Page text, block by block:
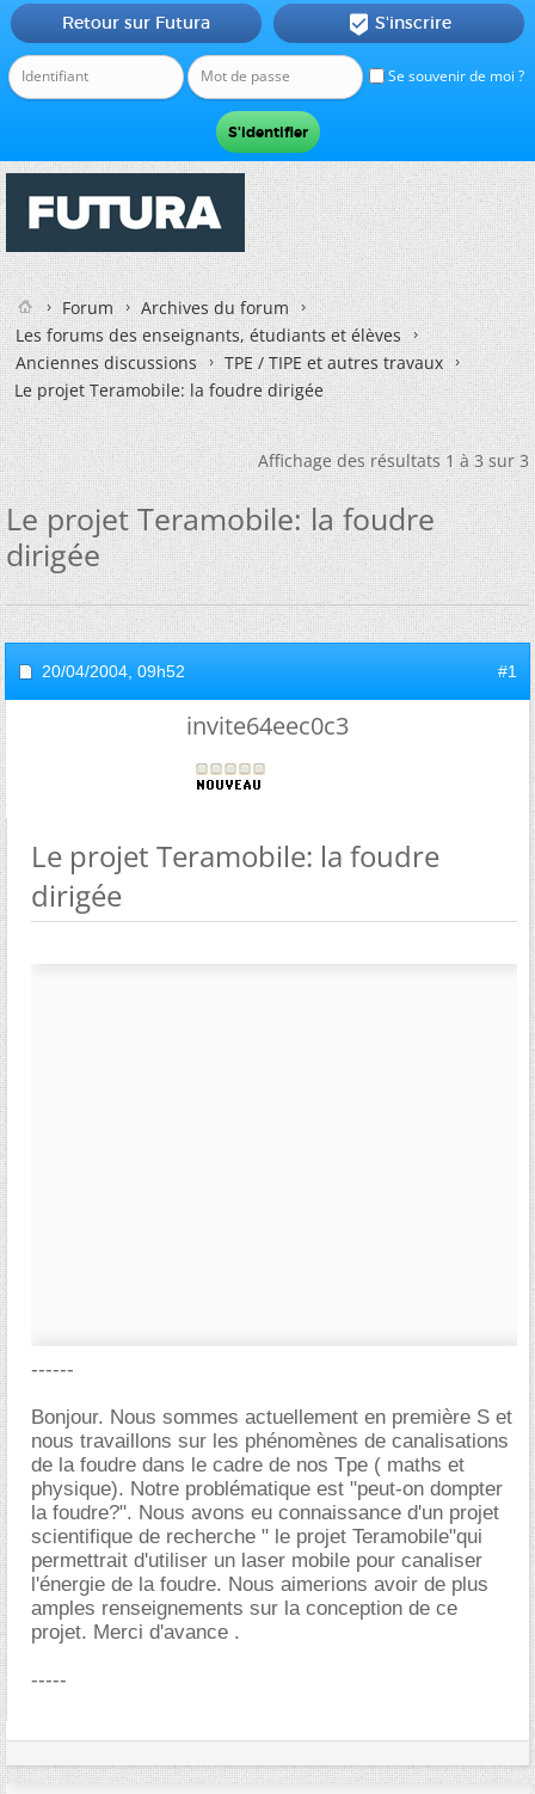
Se souvenir de moi ?
Retour sur Futura  S'inscrire
Forum
Archives du forum
Les forums des enseignants, étudiants et élèves
Anciennes discussions
TPE / TIPE et autres travaux
Le projet Teramobile: la foudre dirigée
Affichage des résultats 1 à 3 sur 3
Le projet Teramobile: la foudre
dirigée
20/04/2004, 09h52 #1
invite64eec0c3
Le projet Teramobile: la foudre
dirigée
------
Bonjour. Nous sommes actuellement en première S et
nous travaillons sur les phénomènes de canalisations
de la foudre dans le cadre de nos Tpe ( maths et
physique). Notre problématique est "peut-on dompter
la foudre?". Nous avons eu connaissance d'un projet
scientifique de recherche " le projet Teramobile"qui
permettrait d'utiliser un laser mobile pour canaliser
l'énergie de la foudre. Nous aimerions avoir de plus
amples renseignements sur la conception de ce
projet. Merci d'avance .
-----